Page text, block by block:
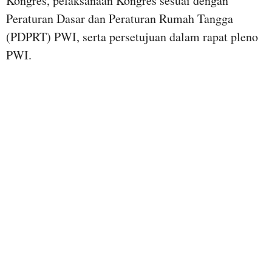
Peraturan Dasar dan Peraturan Rumah Tangga
(PDPRT) PWI, serta persetujuan dalam rapat pleno
PWI.